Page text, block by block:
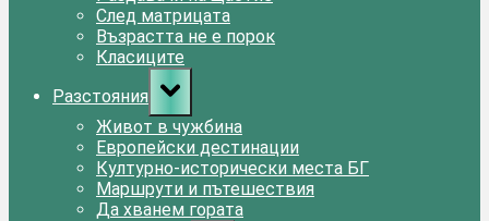
След матрицата
Възрастта не е порок
Класиците
Разстояния
Toggle
sub-
menu
Живот в чужбина
Европейски дестинации
Културно-исторически места БГ
Маршрути и пътешествия
Да хванем гората